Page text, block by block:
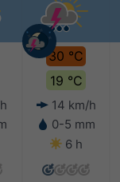
30 °C
19 °C
14 km/h
0-5 mm
6 h